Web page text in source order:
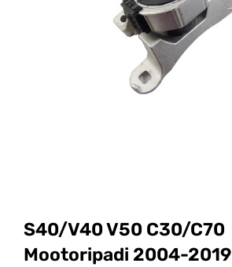
S40/V40 V50 C30/C70
Mootoripadi 2004-2019